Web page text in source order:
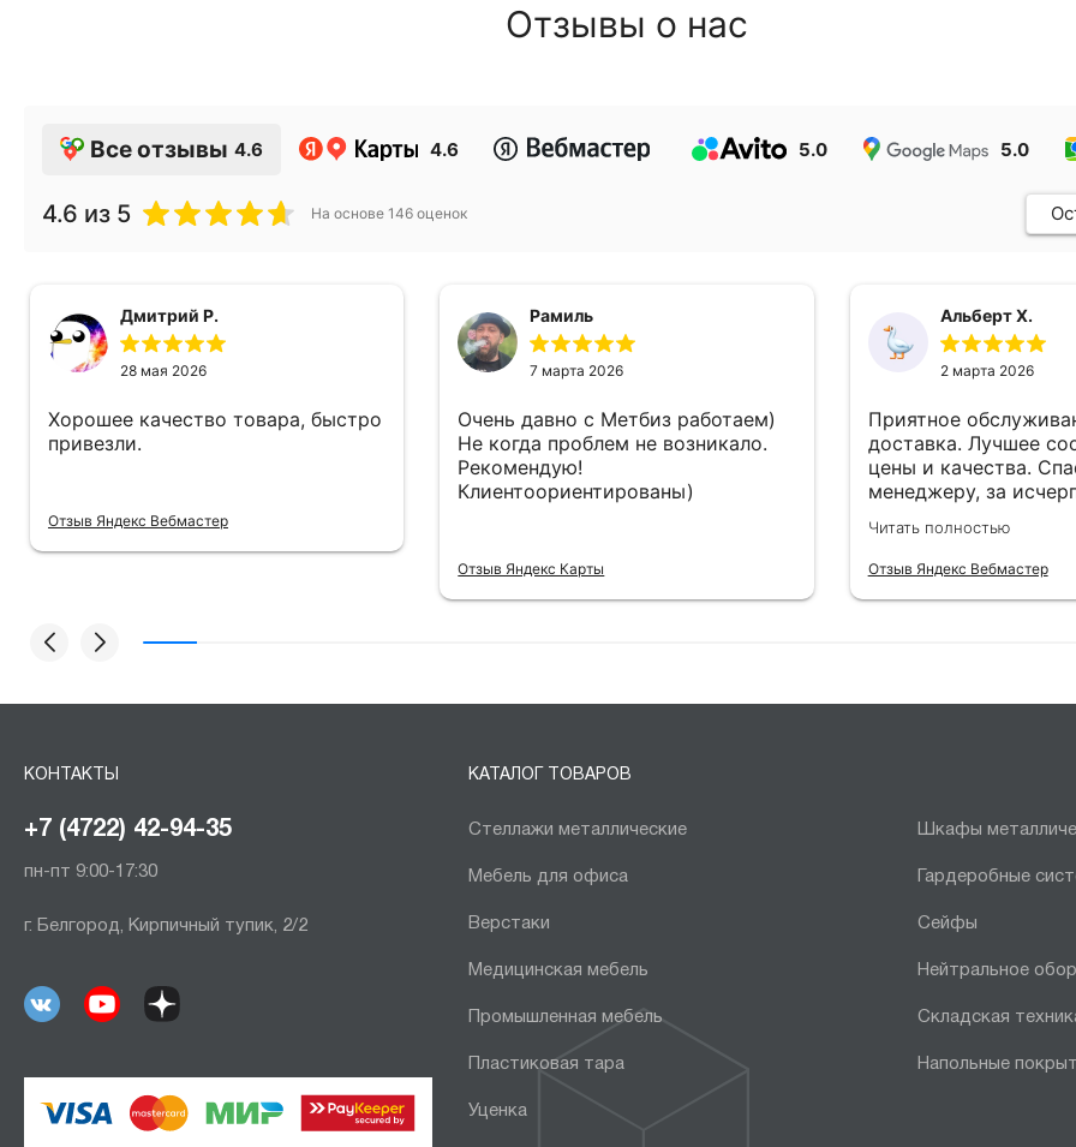
Отзывы о нас
Все отзывы 4.6 4.6 5.0 5.0
4.6 из 5 На основе 146 оценок
Дмитрий Р.
28 мая 2026
Хорошее качество товара, быстро
привезли.
Отзыв Яндекс Вебмастер
Рамиль
7 марта 2026
Очень давно с Метбиз работаем)
Не когда проблем не возникало.
Рекомендую!
Клиентоориентированы)
Отзыв Яндекс Карты
Альберт Х.
2 марта 2026
Приятное
доставка. Лучшее
цены и качества.
менеджеру, за
Читать полностью
Отзыв Яндекс Вебмастер
КОНТАКТЫ
+7 (4722) 42-94-35
пн-пт 9:00-17:30
г. Белгород, Кирпичный тупик, 2/2
КАТАЛОГ ТОВАРОВ
Стеллажи металлические Шкафы
Мебель для офиса Гардеробные
Верстаки Сейфы
Медицинская мебель Нейтральное
Промышленная мебель Складская
Пластиковая тара Напольные
Уценка